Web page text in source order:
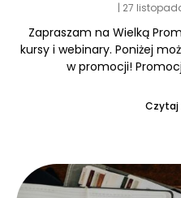
27
Zapraszam na Wielką
kursy i webinary. Poniżej
w promocji!
Czytaj